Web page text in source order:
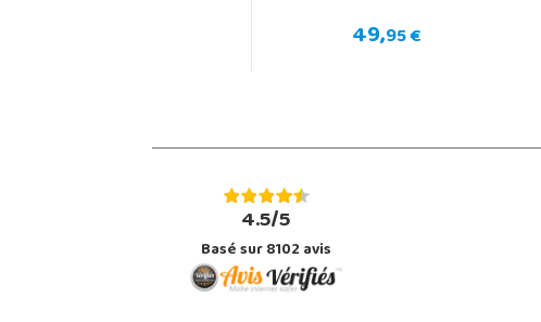
49,95 €
4.5/5
Basé sur 8102 avis